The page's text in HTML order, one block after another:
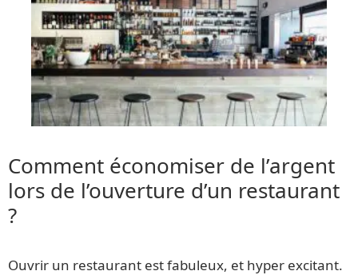
Comment économiser de l’argent
lors de l’ouverture d’un restaurant
?
Ouvrir un restaurant est fabuleux, et hyper excitant.